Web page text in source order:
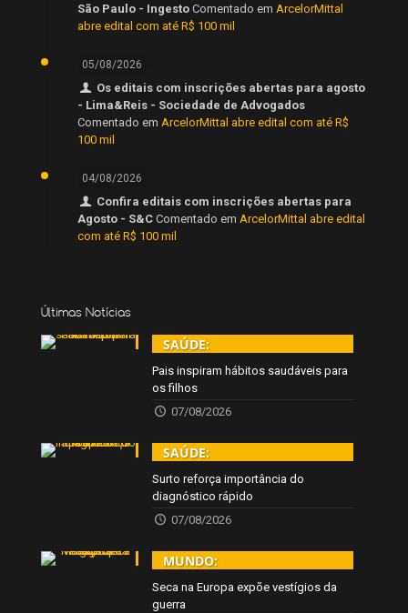
São Paulo - Ingesto Comentado em ArcelorMittal
abre edital com até R$ 100 mil
05/08/2026
Os editais com inscrições abertas para agosto
- Lima&Reis - Sociedade de Advogados
Comentado em ArcelorMittal abre edital com até R$
100 mil
04/08/2026
Confira editais com inscrições abertas para
Agosto - S&C Comentado em ArcelorMittal abre edital
com até R$ 100 mil
Últimas Notícias
SAÚDE:
Pais inspiram hábitos saudáveis para
os filhos
07/08/2026
SAÚDE:
Surto reforça importância do
diagnóstico rápido
07/08/2026
MUNDO:
Seca na Europa expõe vestígios da
guerra